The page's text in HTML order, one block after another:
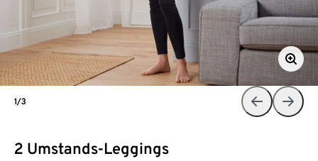
2 Umstands-Leggings
1/3